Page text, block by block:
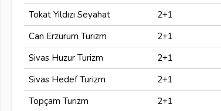
Tokat Yıldızı Seyahat
2+1
Can Erzurum Turizm
2+1
Sivas Huzur Turizm
2+1
Sivas Hedef Turizm
2+1
Topçam Turizm
2+1